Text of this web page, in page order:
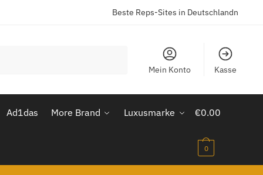
Beste Reps-Sites in Deutschlandn
Mein Konto Kasse
Ad1das More Brand Luxusmarke €0.00
0